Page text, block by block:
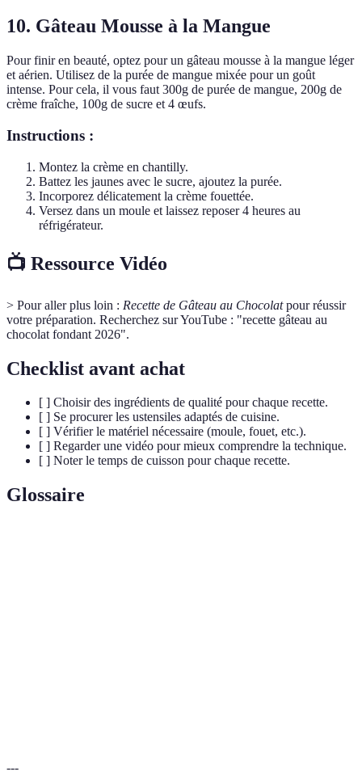
10. Gâteau Mousse à la Mangue
Pour finir en beauté, optez pour un gâteau mousse à la mangue léger
et aérien. Utilisez de la purée de mangue mixée pour un goût
intense. Pour cela, il vous faut 300g de purée de mangue, 200g de
crème fraîche, 100g de sucre et 4 œufs.
Instructions :
Montez la crème en chantilly.
Battez les jaunes avec le sucre, ajoutez la purée.
Incorporez délicatement la crème fouettée.
Versez dans un moule et laissez reposer 4 heures au
réfrigérateur.
📺 Ressource Vidéo
> Pour aller plus loin : Recette de Gâteau au Chocolatpour réussir
votre préparation. Recherchez sur YouTube : "recette gâteau au
chocolat fondant 2026".
Checklist avant achat
[ ] Choisir des ingrédients de qualité pour chaque recette.
[ ] Se procurer les ustensiles adaptés de cuisine.
[ ] Vérifier le matériel nécessaire (moule, fouet, etc.).
[ ] Regarder une vidéo pour mieux comprendre la technique.
[ ] Noter le temps de cuisson pour chaque recette.
Glossaire
---